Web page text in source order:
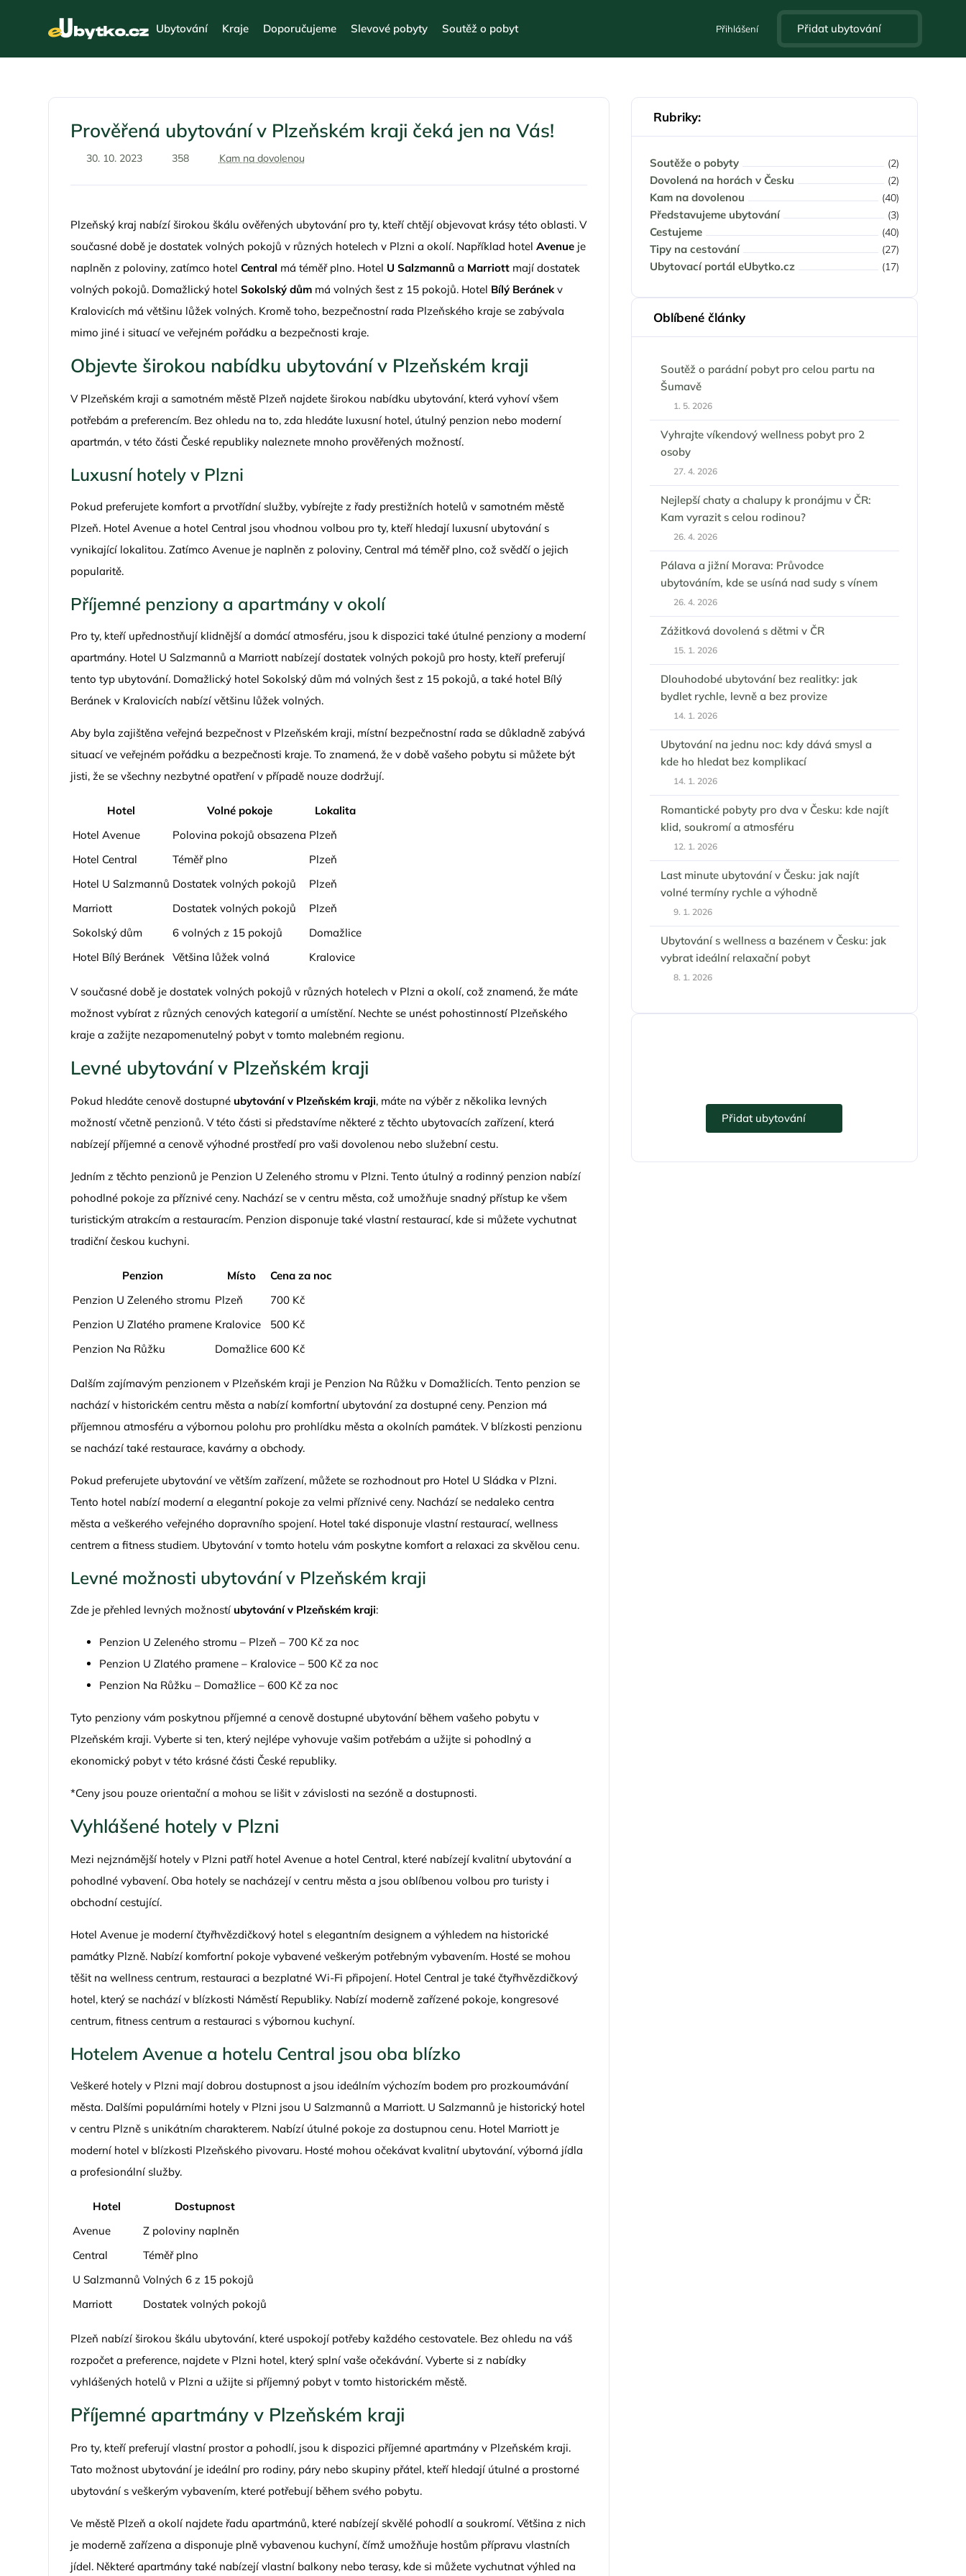
Ubytování Kraje Doporučujeme Slevové pobyty Soutěž o pobyt Přihlášení Přidat ubytování
Rubriky:
Soutěže o pobyty (2)
Dovolená na horách v Česku (2)
Kam na dovolenou (40)
Představujeme ubytování (3)
Cestujeme (40)
Tipy na cestování (27)
Ubytovací portál eUbytko.cz (17)
Oblíbené články
Soutěž o parádní pobyt pro celou partu na
Šumavě
1. 5. 2026
Vyhrajte víkendový wellness pobyt pro 2
osoby
27. 4. 2026
Nejlepší chaty a chalupy k pronájmu v ČR:
Kam vyrazit s celou rodinou?
26. 4. 2026
Pálava a jižní Morava: Průvodce
ubytováním, kde se usíná nad sudy s vínem
26. 4. 2026
Zážitková dovolená s dětmi v ČR
15. 1. 2026
Dlouhodobé ubytování bez realitky: jak
bydlet rychle, levně a bez provize
14. 1. 2026
Ubytování na jednu noc: kdy dává smysl a
kde ho hledat bez komplikací
14. 1. 2026
Romantické pobyty pro dva v Česku: kde najít
klid, soukromí a atmosféru
12. 1. 2026
Last minute ubytování v Česku: jak najít
volné termíny rychle a výhodně
9. 1. 2026
Ubytování s wellness a bazénem v Česku: jak
vybrat ideální relaxační pobyt
8. 1. 2026
Přidat ubytování
Prověřená ubytování v Plzeňském kraji čeká jen na Vás!
30. 10. 2023 358 Kam na dovolenou
Plzeňský kraj nabízí širokou škálu ověřených ubytování pro ty, kteří chtějí objevovat krásy této oblasti. V
současné době je dostatek volných pokojů v různých hotelech v Plzni a okolí. Například hotelAvenue je
naplněn z poloviny, zatímco hotelCentral má téměř plno. Hotel U Salzmannů a Marriott mají dostatek
volných pokojů. Domažlický hotelSokolský dům má volných šest z 15 pokojů. Hotel Bílý Beránekv
Kralovicích má většinu lůžek volných. Kromě toho, bezpečnostní rada Plzeňského kraje se zabývala
mimo jiné i situací ve veřejném pořádku a bezpečnosti kraje.
Objevte širokou nabídku ubytování v Plzeňském kraji
V Plzeňském kraji a samotném městě Plzeň najdete širokou nabídku ubytování, která vyhoví všem
potřebám a preferencím. Bez ohledu na to, zda hledáte luxusní hotel, útulný penzion nebo moderní
apartmán, v této části České republiky naleznete mnoho prověřených možností.
Luxusní hotely v Plzni
Pokud preferujete komfort a prvotřídní služby, vybírejte z řady prestižních hotelů v samotném městě
Plzeň. Hotel Avenue a hotel Central jsou vhodnou volbou pro ty, kteří hledají luxusní ubytování s
vynikající lokalitou. Zatímco Avenue je naplněn z poloviny, Central má téměř plno, což svědčí o jejich
popularitě.
Příjemné penziony a apartmány v okolí
Pro ty, kteří upřednostňují klidnější a domácí atmosféru, jsou k dispozici také útulné penziony a moderní
apartmány. Hotel U Salzmannů a Marriott nabízejí dostatek volných pokojů pro hosty, kteří preferují
tento typ ubytování. Domažlický hotel Sokolský dům má volných šest z 15 pokojů, a také hotel Bílý
Beránek v Kralovicích nabízí většinu lůžek volných.
Aby byla zajištěna veřejná bezpečnost v Plzeňském kraji, místní bezpečnostní rada se důkladně zabývá
situací ve veřejném pořádku a bezpečnosti kraje. To znamená, že v době vašeho pobytu si můžete být
jisti, že se všechny nezbytné opatření v případě nouze dodržují.
Hotel Volné pokoje
Lokalita
Hotel Avenue
Polovina pokojů obsazena Plzeň
Hotel Central
Téměř plno
Plzeň
Hotel U Salzmannů Dostatek volných pokojů
Plzeň
Marriott
Dostatek volných pokojů
Plzeň
Sokolský dům
6 volných z 15 pokojů
Domažlice
Hotel Bílý Beránek Většina lůžek volná Kralovice
V současné době je dostatek volných pokojů v různých hotelech v Plzni a okolí, což znamená, že máte
možnost vybírat z různých cenových kategorií a umístění. Nechte se unést pohostinností Plzeňského
kraje a zažijte nezapomenutelný pobyt v tomto malebném regionu.
Levné ubytování v Plzeňském kraji
Pokud hledáte cenově dostupné ubytování v Plzeňském kraji, máte na výběr z několika levných
možností včetně penzionů. V této části si představíme některé z těchto ubytovacích zařízení, která
nabízejí příjemné a cenově výhodné prostředí pro vaši dovolenou nebo služební cestu.
Jedním z těchto penzionů je Penzion U Zeleného stromu v Plzni. Tento útulný a rodinný penzion nabízí
pohodlné pokoje za příznivé ceny. Nachází se v centru města, což umožňuje snadný přístup ke všem
turistickým atrakcím a restauracím. Penzion disponuje také vlastní restaurací, kde si můžete vychutnat
tradiční českou kuchyni.
Penzion Místo
Cena za noc
Penzion U Zeleného stromu Plzeň
700 Kč
Penzion U Zlatého pramene Kralovice
500 Kč
Penzion Na Růžku
Domažlice 600 Kč
Dalším zajímavým penzionem v Plzeňském kraji je Penzion Na Růžku v Domažlicích. Tento penzion se
nachází v historickém centru města a nabízí komfortní ubytování za dostupné ceny. Penzion má
příjemnou atmosféru a výbornou polohu pro prohlídku města a okolních památek. V blízkosti penzionu
se nachází také restaurace, kavárny a obchody.
Pokud preferujete ubytování ve větším zařízení, můžete se rozhodnout pro Hotel U Sládka v Plzni.
Tento hotel nabízí moderní a elegantní pokoje za velmi příznivé ceny. Nachází se nedaleko centra
města a veškerého veřejného dopravního spojení. Hotel také disponuje vlastní restaurací, wellness
centrem a fitness studiem. Ubytování v tomto hotelu vám poskytne komfort a relaxaci za skvělou cenu.
Levné možnosti ubytování v Plzeňském kraji
Zde je přehled levných možností ubytování v Plzeňském kraji:
Penzion U Zeleného stromu – Plzeň – 700 Kč za noc
Penzion U Zlatého pramene – Kralovice – 500 Kč za noc
Penzion Na Růžku – Domažlice – 600 Kč za noc
Tyto penziony vám poskytnou příjemné a cenově dostupné ubytování během vašeho pobytu v
Plzeňském kraji. Vyberte si ten, který nejlépe vyhovuje vašim potřebám a užijte si pohodlný a
ekonomický pobyt v této krásné části České republiky.
*Ceny jsou pouze orientační a mohou se lišit v závislosti na sezóně a dostupnosti.
Vyhlášené hotely v Plzni
Mezi nejznámější hotely v Plzni patří hotel Avenue a hotel Central, které nabízejí kvalitní ubytování a
pohodlné vybavení. Oba hotely se nacházejí v centru města a jsou oblíbenou volbou pro turisty i
obchodní cestující.
Hotel Avenue je moderní čtyřhvězdičkový hotel s elegantním designem a výhledem na historické
památky Plzně. Nabízí komfortní pokoje vybavené veškerým potřebným vybavením. Hosté se mohou
těšit na wellness centrum, restauraci a bezplatné Wi-Fi připojení. Hotel Central je také čtyřhvězdičkový
hotel, který se nachází v blízkosti Náměstí Republiky. Nabízí moderně zařízené pokoje, kongresové
centrum, fitness centrum a restauraci s výbornou kuchyní.
Hotelem Avenue a hotelu Central jsou oba blízko
Veškeré hotely v Plzni mají dobrou dostupnost a jsou ideálním výchozím bodem pro prozkoumávání
města. Dalšími populárními hotely v Plzni jsou U Salzmannů a Marriott. U Salzmannů je historický hotel
v centru Plzně s unikátním charakterem. Nabízí útulné pokoje za dostupnou cenu. Hotel Marriott je
moderní hotel v blízkosti Plzeňského pivovaru. Hosté mohou očekávat kvalitní ubytování, výborná jídla
a profesionální služby.
Hotel
Dostupnost
Avenue
Z poloviny naplněn
Central
Téměř plno
U Salzmannů Volných 6 z 15 pokojů
Marriott
Dostatek volných pokojů
Plzeň nabízí širokou škálu ubytování, které uspokojí potřeby každého cestovatele. Bez ohledu na váš
rozpočet a preference, najdete v Plzni hotel, který splní vaše očekávání. Vyberte si z nabídky
vyhlášených hotelů v Plzni a užijte si příjemný pobyt v tomto historickém městě.
Příjemné apartmány v Plzeňském kraji
Pro ty, kteří preferují vlastní prostor a pohodlí, jsou k dispozici příjemné apartmány v Plzeňském kraji.
Tato možnost ubytování je ideální pro rodiny, páry nebo skupiny přátel, kteří hledají útulné a prostorné
ubytování s veškerým vybavením, které potřebují během svého pobytu.
Ve městě Plzeň a okolí najdete řadu apartmánů, které nabízejí skvělé pohodlí a soukromí. Většina z nich
je moderně zařízena a disponuje plně vybavenou kuchyní, čímž umožňuje hostům přípravu vlastních
jídel. Některé apartmány také nabízejí vlastní balkony nebo terasy, kde si můžete vychutnat výhled na